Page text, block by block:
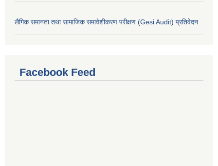
लैगिक समानता तथा सामाजिक समावेशीकरण परीक्षण (Gesi Audit) प्रतिवेदन
Facebook Feed